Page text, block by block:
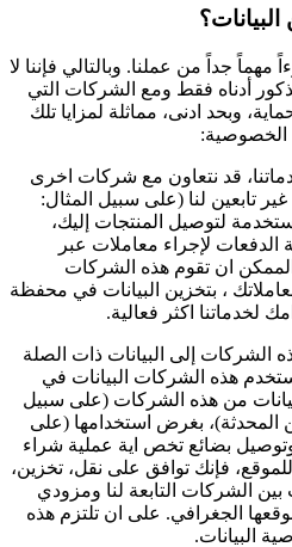
مهماً جداً من عملنا. وبالتالي فإننا لا
أدناه فقط ومع الشركات التي
وبحد ادنى، مماثلة لمزايا تلك
الخصوصية:
قد نتعاون مع شركات اخرى
تابعين لنا (على سبيل المثال:
لتوصيل المنتجات إليك،
لإجراء معاملات عبر
ان تقوم هذه الشركات
، بتخزين البيانات في محفظة
لخدماتنا اكثر فعالية.
إلى البيانات ذات الصلة
هذه الشركات البيانات في
من هذه الشركات (على سبيل
المحدثة)، بغرض استخدامها (على
بضائع تخص اية عملية شراء
فإنك توافق على نقل، تخزين،
بين الشركات التابعة لنا ومزودي
الجغرافي. على ان تلتزم هذه
البيانات.